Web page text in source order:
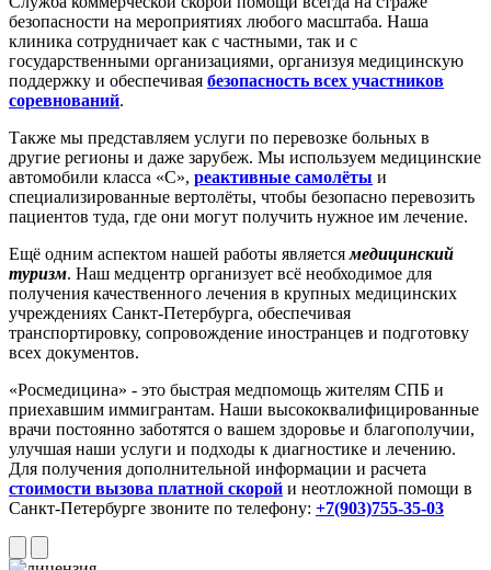
безопасности на мероприятиях любого масштаба. Наша
клиника сотрудничает как с частными, так и с
государственными организациями, организуя медицинскую
поддержку и обеспечивая безопасность всех участников
соревнований.
Также мы представляем услуги по перевозке больных в
другие регионы и даже зарубеж. Мы используем медицинские
автомобили класса «C», реактивные самолёты и
специализированные вертолёты, чтобы безопасно перевозить
пациентов туда, где они могут получить нужное им лечение.
Ещё одним аспектом нашей работы являетсямедицинский
туризм. Наш медцентр организует всё необходимое для
получения качественного лечения в крупных медицинских
учреждениях Санкт-Петербурга, обеспечивая
транспортировку, сопровождение иностранцев и подготовку
всех документов.
«Росмедицина» - это быстрая медпомощь жителям СПБ и
приехавшим иммигрантам. Наши высококвалифицированные
врачи постоянно заботятся о вашем здоровье и благополучии,
улучшая наши услуги и подходы к диагностике и лечению.
Для получения дополнительной информации и расчета
стоимости вызова платной скорой и неотложной помощи в
Санкт-Петербурге звоните по телефону: +7(903)755-35-03